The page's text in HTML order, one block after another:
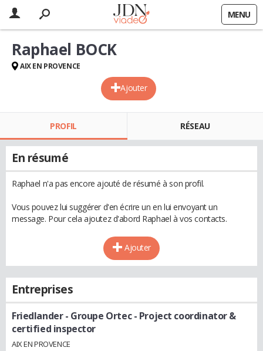
MENU
Ajouter
Raphael BOCK
AIX EN PROVENCE
PROFIL RÉSEAU
En résumé
Raphael n'a pas encore ajouté de résumé à son profil.
Vous pouvez lui suggérer d'en écrire un en lui envoyant un
message. Pour cela ajoutez d'abord Raphael à vos contacts.
Ajouter
Entreprises
Friedlander - Groupe Ortec- Project coordinator &
certified inspector
AIX EN PROVENCE